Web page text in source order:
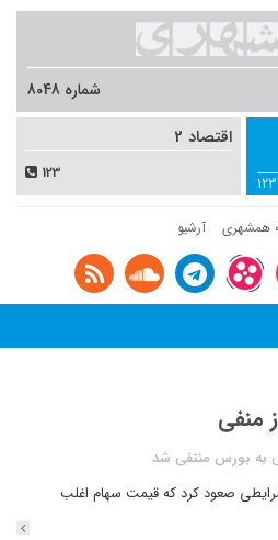
123
شماره 8048
اقتصاد 2
123
همشهری آرشیو
منفی
به بورس منتفی شد
صعود کرد که قیمت سهام اغلب